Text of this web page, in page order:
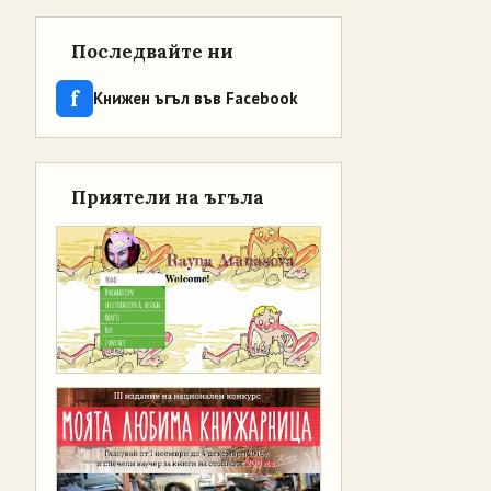
Последвайте ни
f Книжен ъгъл във Facebook
Приятели на ъгъла